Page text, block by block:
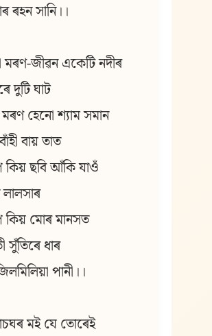
ৰহন সানি।।
জীৱন একেটি নদীৰ
দুটি ঘাট
হেনো শ্যাম সমান
বায় তাত
কিয় ছবি আঁকি যাওঁ
কিয় মোৰ মানসত
সুঁতিৰে ধাৰ
পানী।।
মই যে তোৰেই